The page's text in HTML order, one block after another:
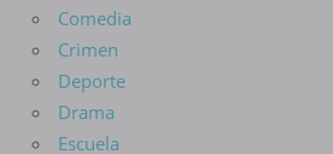
Comedia
Crimen
Deporte
Drama
Escuela